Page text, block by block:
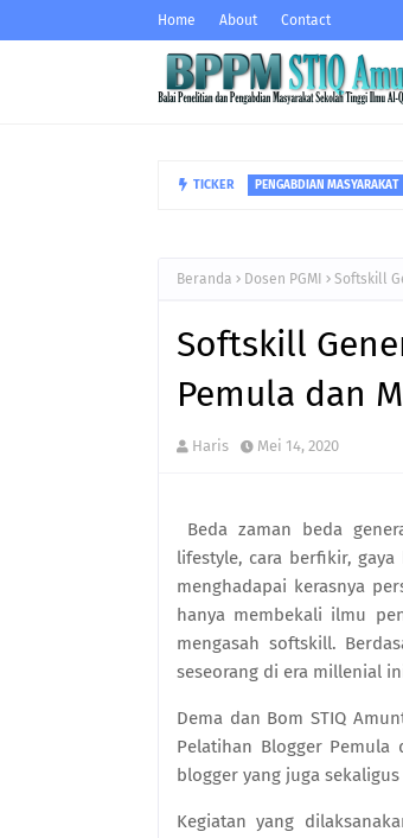
Home About Contact
TICKER PENGABDIAN MASYARAKAT
Beranda Dosen PGMI Softskill
Softskill
Pemula dan
Haris Mei 14, 2020
Beda zaman beda
lifestyle, cara berfikir,
menghadapai kerasnya
hanya membekali ilmu
mengasah softskill.
seseorang di era millenial
Dema dan Bom STIQ
Pelatihan Blogger Pemula
blogger yang juga
Kegiatan yang